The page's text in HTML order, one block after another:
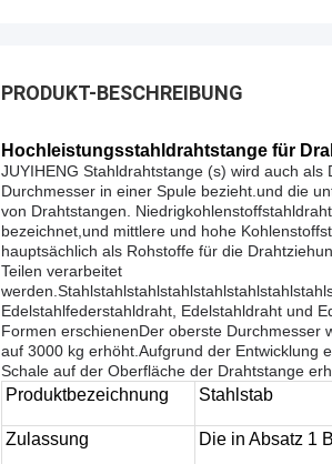
PRODUKT-BESCHREIBUNG
Hochleistungsstahldrahtstange für
JUYIHENG Stahldrahtstange (s) wird auch
Durchmesser in einer Spule bezieht.und die
von Drahtstangen.
bezeichnet,und mittlere und hohe
hauptsächlich als Rohstoffe für die
Teilen verarbeitet
Edelstahlfederstahldraht, Edelstahldraht und
Formen erschienenDer oberste Durchmesser
auf 3000 kg erhöht.Aufgrund der Entwicklung
Schale auf der Oberfläche der Drahtstange
Produktbezeichnung Stahlstab
Zulassung Die in Absatz 1